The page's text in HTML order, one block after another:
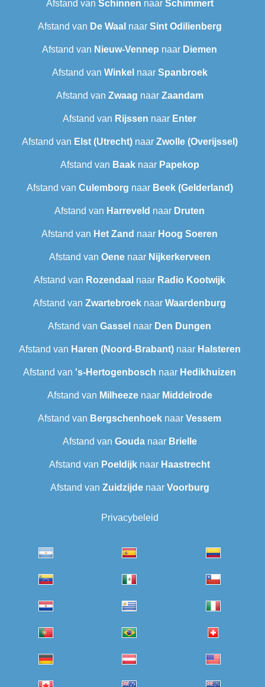
Afstand van Schinnen naar Schimmert
Afstand van De Waal naar Sint Odilienberg
Afstand van Nieuw-Vennep naar Diemen
Afstand van Winkel naar Spanbroek
Afstand van Zwaag naar Zaandam
Afstand van Rijssen naar Enter
Afstand van Elst (Utrecht)naar Zwolle (Overijssel)
Afstand van Baaknaar Papekop
Afstand van Culemborg naar Beek (Gelderland)
Afstand van Harreveld naar Druten
Afstand van Het Zand naar Hoog Soeren
Afstand van Oenenaar Nijkerkerveen
Afstand van Rozendaal naar Radio Kootwijk
Afstand van Zwartebroek naar Waardenburg
Afstand van Gassel naar Den Dungen
Afstand van Haren (Noord-Brabant)naar Halsteren
Afstand van 's-Hertogenbosch naar Hedikhuizen
Afstand van Milheezenaar Middelrode
Afstand van Bergschenhoek naar Vessem
Afstand van Goudanaar Brielle
Afstand van Poeldijk naar Haastrecht
Afstand van Zuidzijdenaar Voorburg
Privacybeleid